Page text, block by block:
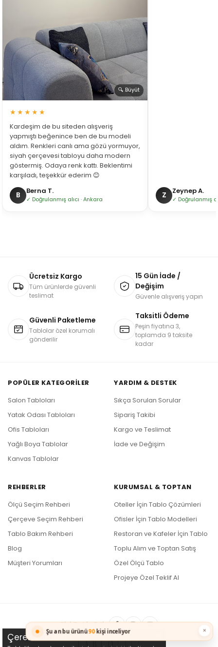
🔍 Büyüt
★★★★★
Kardeşim de bu siteden alışveriş
yapmıştı beğenince ben de bu modeli
aldım. Renkleri canlı ama gözü yormuyor,
siyah çerçevesi tabloyu daha modern
göstermiş. Odaya renk kattı. Beklentimi
karşıladı, teşekkür ederim 😊
B Berna T.
✓ Doğrulanmış alıcı · Ankara Z Zeynep A.
✓ Doğrulanmış
Ücretsiz Kargo
Tüm ürünlerde güvenli
teslimat
15 Gün İade /
Değişim
Güvenle alışveriş yapın
Güvenli Paketleme
Tablolar özel korumalı
gönderilir
Taksitli Ödeme
Peşin fiyatına 3,
toplamda 9 taksite
kadar
POPÜLER KATEGORILER
Salon Tabloları
Yatak Odası Tabloları
Ofis Tabloları
Yağlı Boya Tablolar
Kanvas Tablolar
YARDIM & DESTEK
Sıkça Sorulan Sorular
Sipariş Takibi
Kargo ve Teslimat
İade ve Değişim
REHBERLER
Ölçü Seçim Rehberi
Çerçeve Seçim Rehberi
Tablo Bakım Rehberi
Blog
Müşteri Yorumları
KURUMSAL & TOPTAN
Oteller İçin Tablo Çözümleri
Ofisler İçin Tablo Modelleri
Restoran ve Kafeler İçin Tablo
Toplu Alım ve Toptan Satış
Özel Ölçü Tablo
Projeye Özel Teklif Al
Bizi Takip Edin
Çerez Kullanımı
×
Şu an bu ürünü90 kişi inceliyor